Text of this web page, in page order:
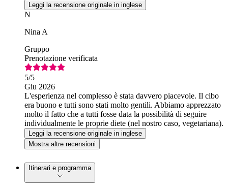
Leggi la recensione originale in inglese
N
Nina A
Gruppo
Prenotazione verificata
5/5
Giu 2026
L'esperienza nel complesso è stata davvero piacevole. Il cibo
era buono e tutti sono stati molto gentili. Abbiamo apprezzato
molto il fatto che a tutti fosse data la possibilità di seguire
individualmente le proprie diete (nel nostro caso, vegetariana).
Leggi la recensione originale in inglese
Mostra altre recensioni
Itinerari e programma